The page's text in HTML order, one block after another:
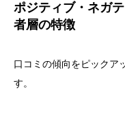
ポジティブ・ネガ
者層の特徴
口コミの傾向をピックア
す。